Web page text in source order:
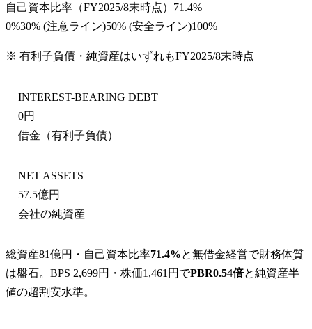
自己資本比率 （FY2025/8末時点） 71.4%
0%30% (注意ライン)50% (安全ライン)100%
※ 有利子負債・純資産はいずれもFY2025/8末時点
INTEREST-BEARING DEBT
0円
借金（有利子負債）
NET ASSETS
57.5億円
会社の純資産
総資産81億円・自己資本比率71.4%と無借金経営で財務体質
は盤石。BPS 2,699円・株価1,461円でPBR0.54倍と純資産半
値の超割安水準。